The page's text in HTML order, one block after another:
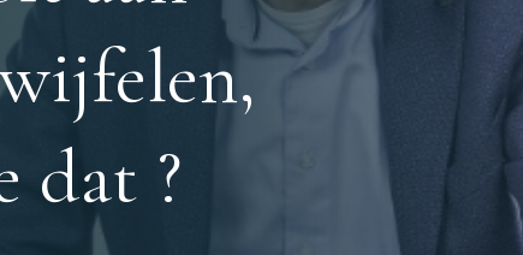
dat ?